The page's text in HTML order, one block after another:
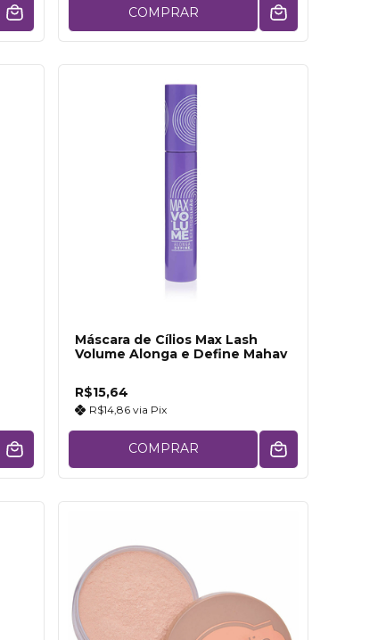
COMPRAR
Máscara de Cílios Max Lash
Volume Alonga e Define Mahav
R$15,64
R$14,86 via Pix
COMPRAR